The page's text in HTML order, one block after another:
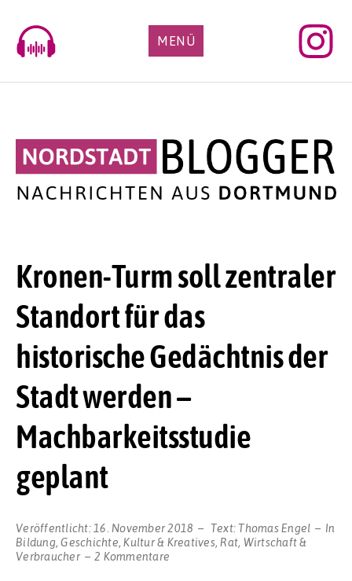
content
MENÜ
Kronen-Turm soll zentraler
Standort für das
historische Gedächtnis der
Stadt werden –
Machbarkeitsstudie
geplant
Veröffentlicht: 16. November 2018 Text:Thomas Engel
In
Bildung,Geschichte,Kultur & Kreatives,Rat, Wirtschaft &
Verbraucher
2 Kommentare